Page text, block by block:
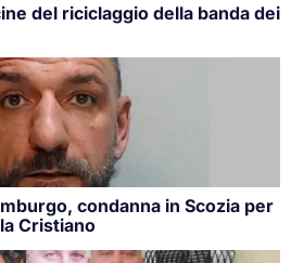
del riciclaggio della banda dei
condanna in Scozia per
Cristiano